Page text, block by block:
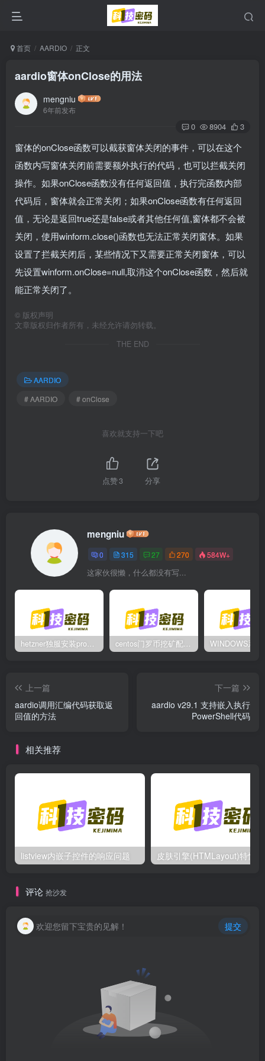
首页 AARDIO 正文
aardio窗体onClose的用法
mengniu
6年前发布
0 8904 3
窗体的onClose函数可以截获窗体关闭的事件，可以在这个
函数内写窗体关闭前需要额外执行的代码，也可以拦截关闭
操作。如果onClose函数没有任何返回值，执行完函数内部
代码后，窗体就会正常关闭；如果onClose函数有任何返回
值，无论是返回true还是false或者其他任何值,窗体都不会被
关闭，使用winform.close()函数也无法正常关闭窗体。如果
设置了拦截关闭后，某些情况下又需要正常关闭窗体，可以
先设置winform.onClose=null,取消这个onClose函数，然后就
能正常关闭了。
© 版权声明
文章版权归作者所有，未经允许请勿转载。
THE END
AARDIO
# AARDIO
# onClose
喜欢就支持一下吧
点赞3 分享
mengniu
0 315 27 270 584W+
这家伙很懒，什么都没有写...
hetzner独服安装proxmox后，配置NAT网络（为单IP创建多个虚拟机做准备） centos门罗币挖矿配置过程
上一篇
aardio调用汇编代码获取返
回值的方法
下一篇
aardio v29.1 支持嵌入执行
PowerShell代码
相关推荐
listview内嵌子控件的响应问题
评论 抢沙发
欢迎您留下宝贵的见解！ 提交